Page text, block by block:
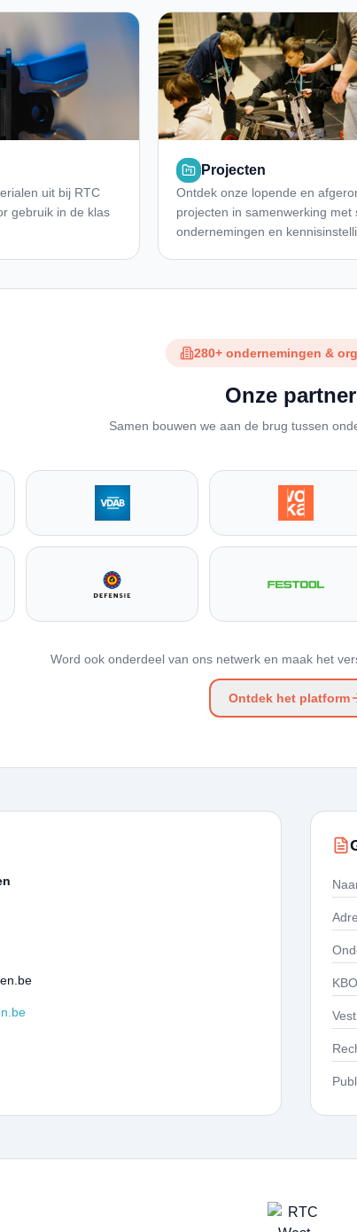
uit bij RTC
gebruik in de klas
Projecten
Ontdek onze lopende en
projecten in samenwerking met
ondernemingen en
280+ ondernemingen &
Onze
Samen bouwen we aan de brug tussen
Word ook onderdeel van ons netwerk en maak het
Ontdek het platform